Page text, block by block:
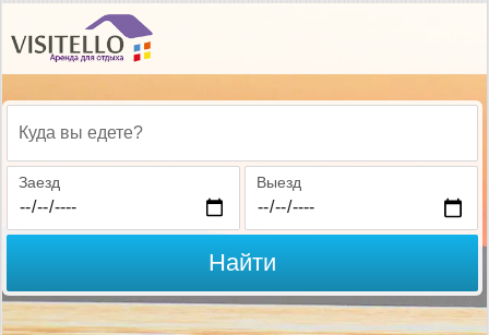
Куда вы едете?
Заезд Выезд
Найти